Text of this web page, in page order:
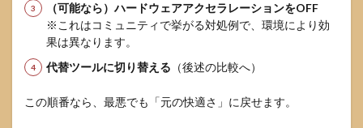
（可能なら）ハードウェアアクセラレーションをOFF
※これはコミュニティで挙がる対処例で、環境により効
果は異なります。
代替ツールに切り替える （後述の比較へ）
この順番なら、最悪でも「元の快適さ」に戻せます。